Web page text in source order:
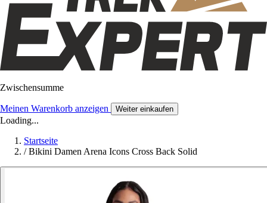
Zwischensumme
Meinen Warenkorb anzeigen Weiter einkaufen
Loading...
Startseite
/ Bikini Damen Arena Icons Cross Back Solid